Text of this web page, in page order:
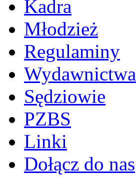
Kadra
Młodzież
Regulaminy
Wydawnictwa
Sędziowie
PZBS
Linki
Dołącz do nas